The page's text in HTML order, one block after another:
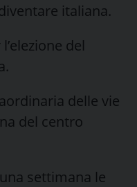
italiana.
del
delle vie
del centro
settimana le